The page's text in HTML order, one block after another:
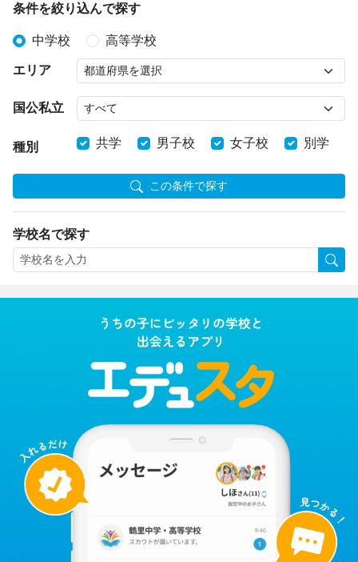
条件を絞り込んで探す
中学校 高等学校
エリア
国公私立
種別 共学 男子校 女子校 別学
この条件で探す
学校名で探す